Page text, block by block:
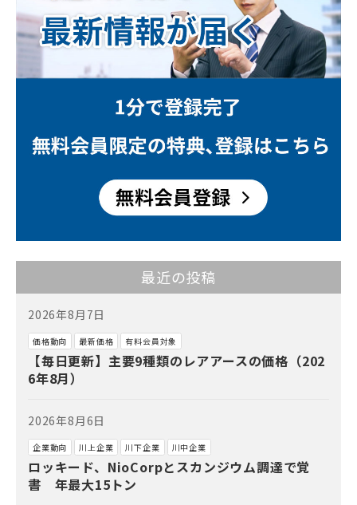
最近の投稿
2026年8月7日
価格動向 最新価格 有料会員対象
【毎日更新】主要9種類のレアアースの価格（202
6年8月）
2026年8月6日
企業動向 川上企業 川下企業 川中企業
ロッキード、NioCorpとスカンジウム調達で覚
書 年最大15トン